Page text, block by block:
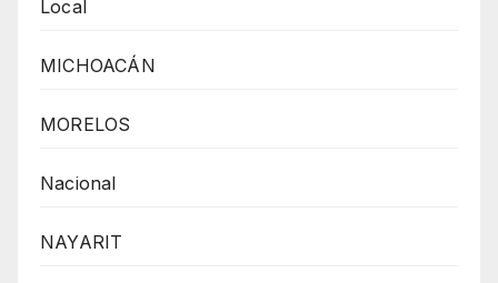
Local
MICHOACÁN
MORELOS
Nacional
NAYARIT